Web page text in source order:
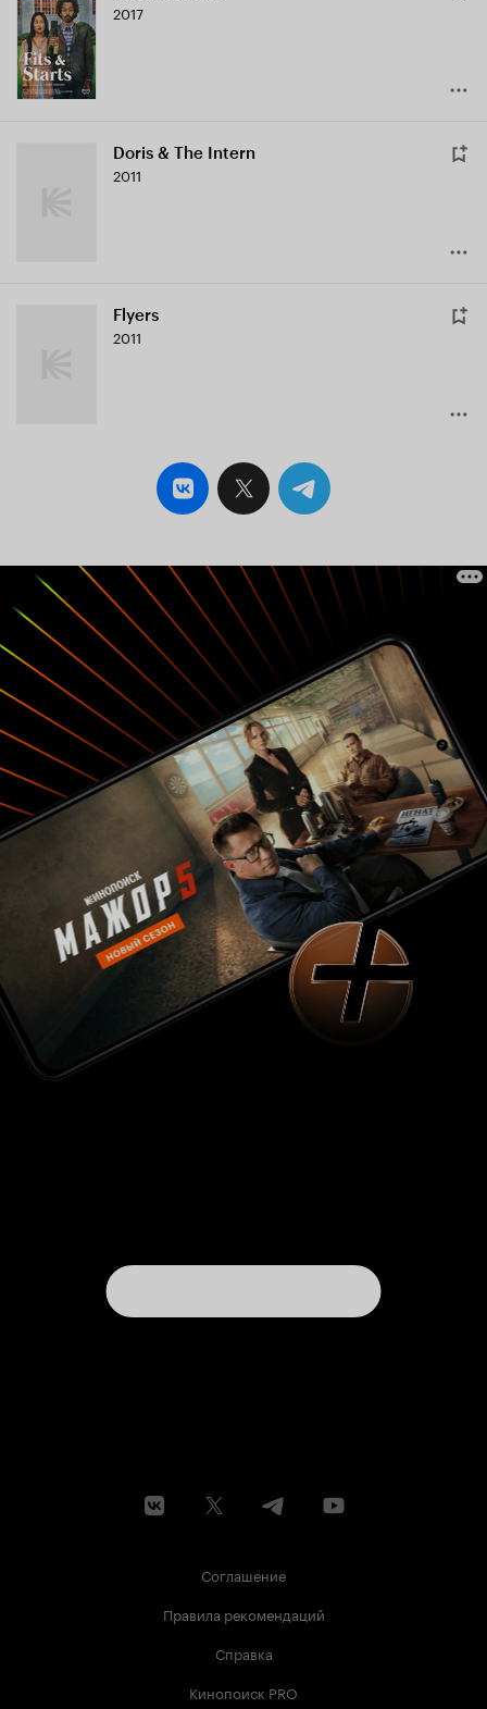
2017
Doris & The Intern
2011
Flyers
2011
Соглашение
Правила рекомендаций
Справка
Кинопоиск PRO